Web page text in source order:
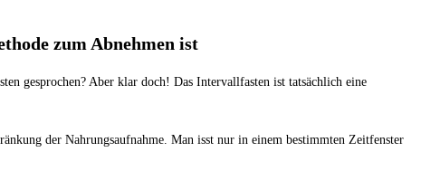
zum Abnehmen⁣ ist
gesprochen? Aber ⁢klar ⁣doch! Das‍ Intervallfasten ist tatsächlich eine
​der Nahrungsaufnahme. Man isst nur in einem bestimmten⁢ Zeitfenster